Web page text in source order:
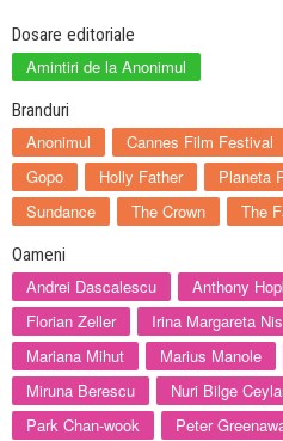
Dosare editoriale
Amintiri de la Anonimul
Branduri
Anonimul Cannes Film Festival
Gopo
Holly Father Planeta
Sundance
The Crown The
Oameni
Andrei Dascalescu Anthony
Florian Zeller
Irina Margareta
Mariana Mihut
Marius Manole
Miruna Berescu
Nuri Bilge
Park Chan-wook
Peter